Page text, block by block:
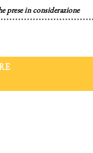
prese in considerazione